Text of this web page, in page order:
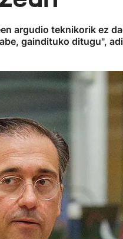
argudio teknikorik ez
gaindituko ditugu",